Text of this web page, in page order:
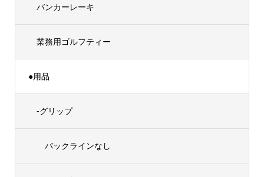
バンカーレーキ
業務用ゴルフティー
●用品
-グリップ
バックラインなし